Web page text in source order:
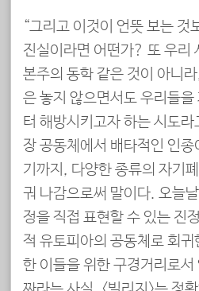
“그리고 이것이 언뜻 보는 것
진실이라면 어떤가? 또 우리
본주의 동학 같은 것이 아니
은 놓지 않으면서도 우리들
터 해방시키고자 하는 시도
장 공동체에서 배타적인 인
기까지, 다양한 종류의 자기
궈 나감으로써 말이다. 오늘
정을 직접 표현할 수 있는 진
적 유토피아의 공동체로 회
한 이들을 위한 구경거리로